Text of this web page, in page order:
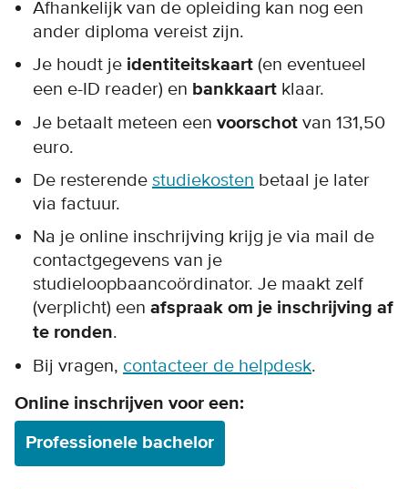
Afhankelijk van de opleiding kan nog een
ander diploma vereist zijn.
Je houdt je identiteitskaart (en eventueel
een e-ID reader) en bankkaart klaar.
Je betaalt meteen een voorschot van 131,50
euro.
De resterende studiekosten betaal je later
via factuur.
Na je online inschrijving krijg je via mail de
contactgegevens van je
studieloopbaancoördinator. Je maakt zelf
(verplicht) een afspraak om je inschrijving af
te ronden.
Bij vragen, contacteer de helpdesk.
Online inschrijven voor een:
Professionele bachelor